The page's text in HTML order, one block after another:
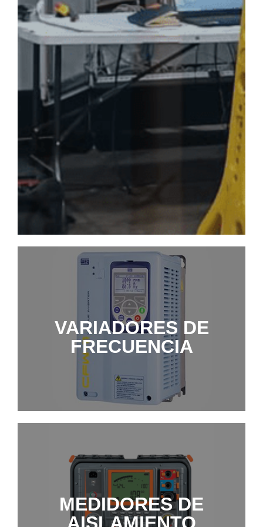
VARIADORES DE
FRECUENCIA
VARIADORES DE
FRECUENCIA
MÁS INFORMACIÓN
MEDIDORES DE
AISLAMIENTO
MEDIDORES DE
AISLAMIENTO